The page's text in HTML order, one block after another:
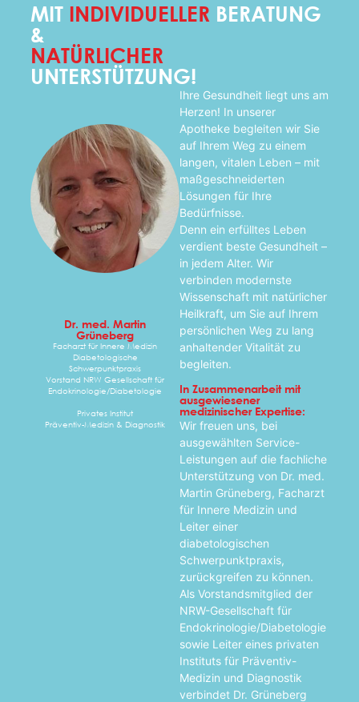
MIT INDIVIDUELLER BERATUNG
&
NATÜRLICHER
UNTERSTÜTZUNG!
Ihre Gesundheit liegt uns am
Herzen! In unserer
Apotheke begleiten wir Sie
auf Ihrem Weg zu einem
langen, vitalen Leben – mit
maßgeschneiderten
Lösungen für Ihre
Bedürfnisse.
Denn ein erfülltes Leben
verdient beste Gesundheit –
in jedem Alter. Wir
verbinden modernste
Wissenschaft mit natürlicher
Heilkraft, um Sie auf Ihrem
persönlichen Weg zu lang
anhaltender Vitalität zu
begleiten.
In Zusammenarbeit mit
ausgewiesener
medizinischer Expertise:
Wir freuen uns, bei
ausgewählten Service-
Leistungen auf die fachliche
Unterstützung von Dr. med.
Martin Grüneberg, Facharzt
für Innere Medizin und
Leiter einer
diabetologischen
Schwerpunktpraxis,
zurückgreifen zu können.
Als Vorstandsmitglied der
NRW-Gesellschaft für
Endokrinologie/Diabetologie
sowie Leiter eines privaten
Instituts für Präventiv-
Medizin und Diagnostik
verbindet Dr. Grüneberg
Dr. med. Martin
Grüneberg
Facharzt für Innere Medizin
Diabetologische
Schwerpunktpraxis
Vorstand NRW Gesellschaft für
Endokrinologie/Diabetologie
Privates Institut
Präventiv-Medizin & Diagnostik